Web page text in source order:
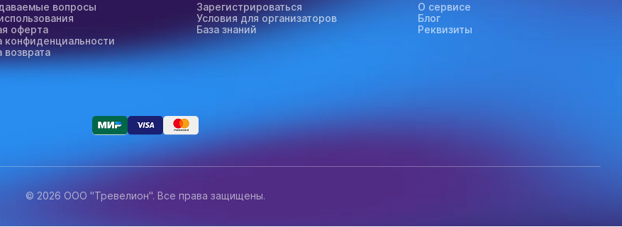
вопросы
оферта
конфиденциальности
возврата
Зарегистрироваться
Условия для организаторов
База знаний
О сервисе
Блог
Реквизиты
© 2026 ООО "Тревелион". Все права защищены.